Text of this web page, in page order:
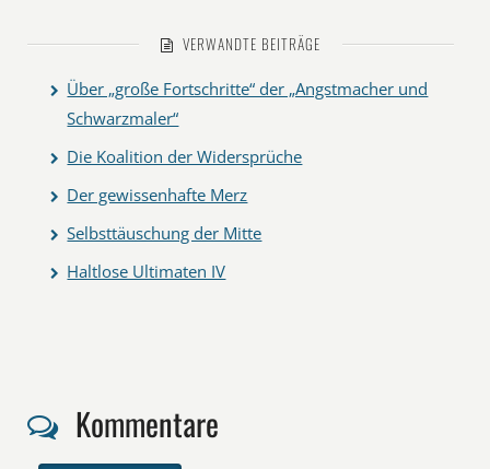
VERWANDTE BEITRÄGE
Über „große Fortschritte“ der „Angstmacher und
Schwarzmaler“
Die Koalition der Widersprüche
Der gewissenhafte Merz
Selbsttäuschung der Mitte
Haltlose Ultimaten IV
Kommentare